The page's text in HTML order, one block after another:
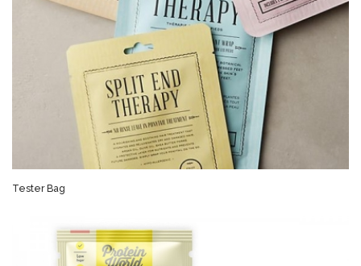
Tester Bag